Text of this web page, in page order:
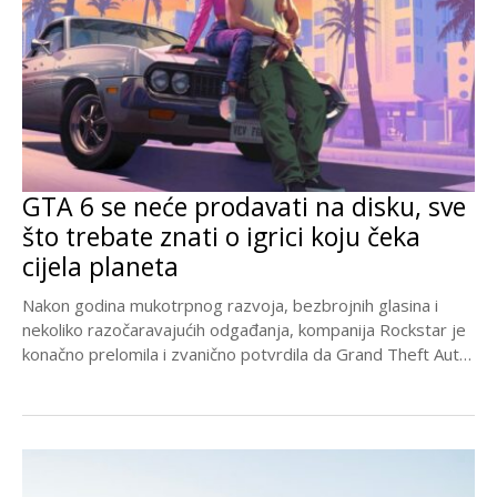
GTA 6 se neće prodavati na disku, sve
što trebate znati o igrici koju čeka
cijela planeta
Nakon godina mukotrpnog razvoja, bezbrojnih glasina i
nekoliko razočaravajućih odgađanja, kompanija Rockstar je
konačno prelomila i zvanično potvrdila da Grand Theft Auto